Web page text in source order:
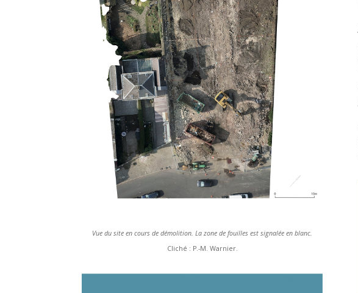
Vue du site en cours de démolition. La zone de fouilles est signalée en blanc.
Cliché : P.-M. Warnier.